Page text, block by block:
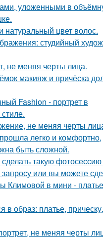
уложенными в
натуральный цвет волос.
студийный
не меняя черты лица.
макияж и причёска
Fashion - портрет в
не меняя черты
легко и комфортно,
быть сложной.
такую
или вы можете
Климовой в мини -
в образ: платье,
не меняя черты